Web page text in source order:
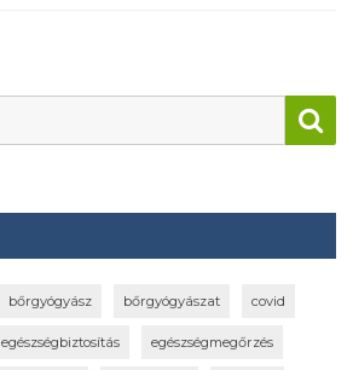
bőrgyógyász bőrgyógyászat covid
egészségbiztosítás egészségmegőrzés